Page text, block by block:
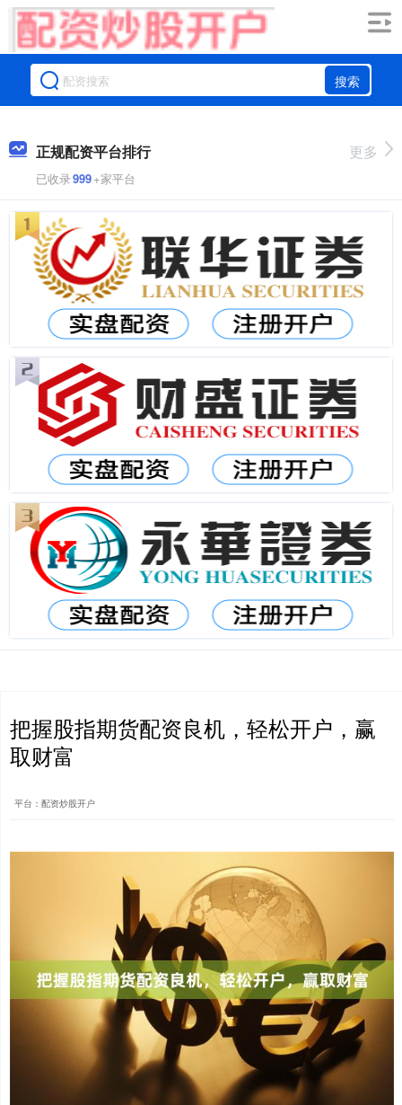
搜索
正规配资平台排行
已收录999+家平台
更多
把握股指期货配资良机，轻松开户，赢
取财富
平台：配资炒股开户